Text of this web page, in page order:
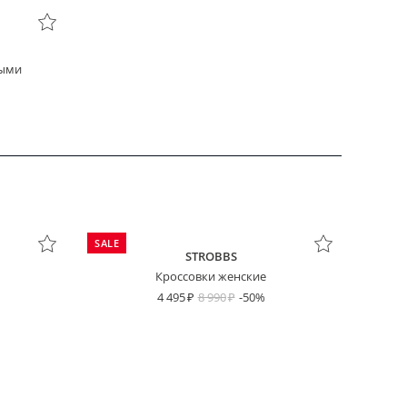
SALE
STROBBS
Кроссовки женские
4 495
8 990 -50%